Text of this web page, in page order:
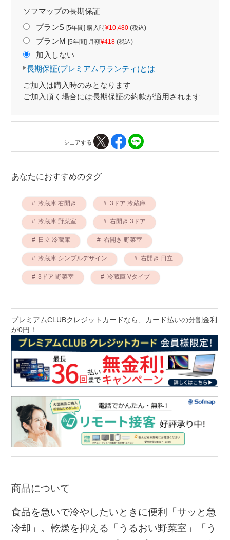
ソフマップの長期保証
プランS [5年間] 購入時¥10,480(税込)
プランM [5年間] 月額¥418(税込)
加入しない
長期保証(プレミアムワランティ)とは
ご加入は購入時のみとなります
ご加入頂く場合には長期保証の約款が適用されます
シェアする
あなたにおすすめのタグ
冷蔵庫 右開き 3ドア 冷蔵庫
冷蔵庫 野菜室 右開き 3ドア
日立 冷蔵庫 右開き 野菜室
冷蔵庫 シンプルデザイン 右開き 日立
3ドア 野菜室 冷蔵庫 Vタイプ
プレミアムCLUBクレジットカードなら、カード払いの分割金利
が0円！
商品について
食品を急いで冷やしたいときに便利「サッと急
冷却」。乾燥を抑える「うるおい野菜室」「う